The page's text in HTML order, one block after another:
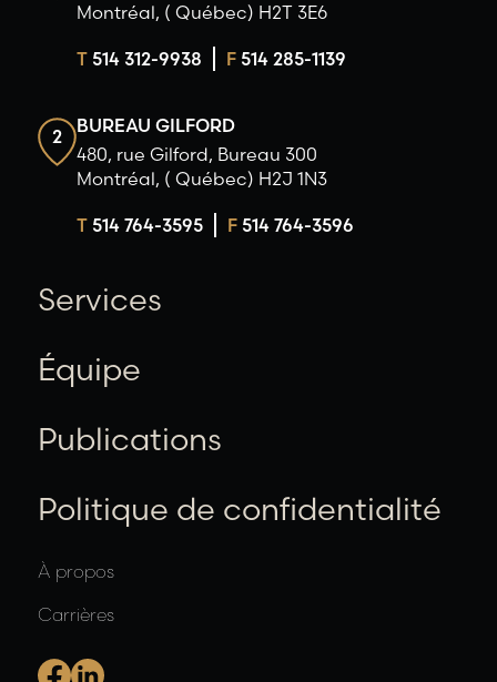
Montréal, ( Québec) H2T 3E6
T514 312-9938 F514 285-1139
2
BUREAU GILFORD
480, rue Gilford, Bureau 300
Montréal, ( Québec) H2J 1N3
T514 764-3595 F514 764-3596
Services
Équipe
Publications
Politique de confidentialité
À propos
Carrières